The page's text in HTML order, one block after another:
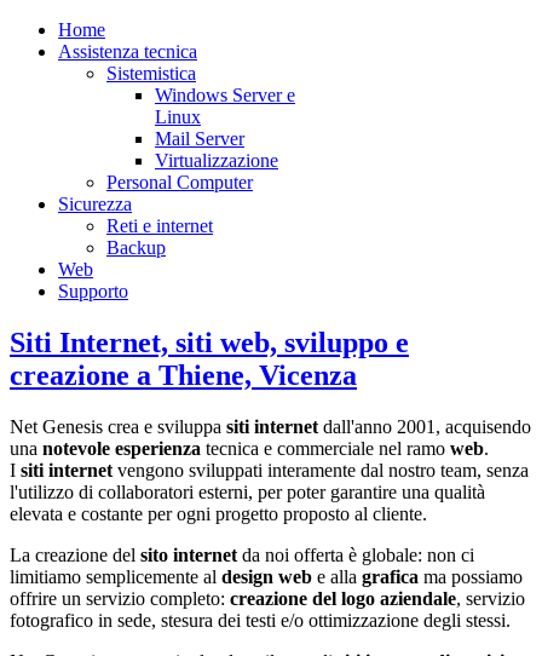
Home
Assistenza tecnica
Sistemistica
Windows Server e
Linux
Mail Server
Virtualizzazione
Personal Computer
Sicurezza
Reti e internet
Backup
Web
Supporto
Siti Internet, siti web, sviluppo e
creazione a Thiene, Vicenza
Net Genesis crea e sviluppa siti internet dall'anno 2001, acquisendo
una notevole esperienza tecnica e commerciale nel ramo web.
I siti internet vengono sviluppati interamente dal nostro team, senza
l'utilizzo di collaboratori esterni, per poter garantire una qualità
elevata e costante per ogni progetto proposto al cliente.
La creazione del sito internet da noi offerta è globale: non ci
limitiamo semplicemente al design web e alla grafica ma possiamo
offrire un servizio completo: creazione del logo aziendale, servizio
fotografico in sede, stesura dei testi e/o ottimizzazione degli stessi.